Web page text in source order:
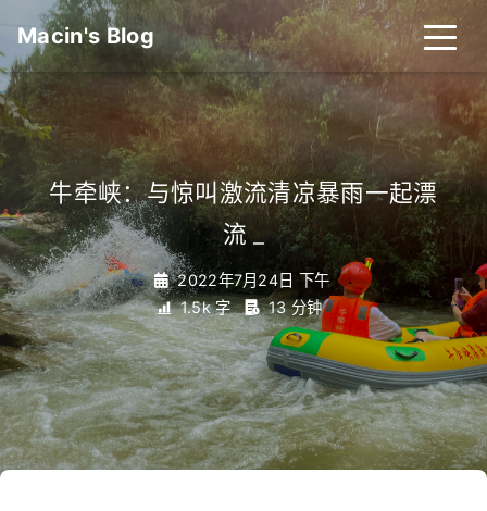
Macin's Blog
牛牵峡：与惊叫激流清凉暴雨一起漂
流
2022年7月24日 下午
1.5k 字
13 分钟